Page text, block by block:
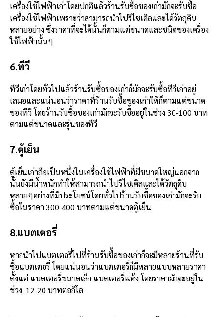
เครื่องใช้ไฟฟ้าเก่าโดยปกติแล้วร้านรับซื้อของเก่ามักจะรับซื้อ
เครื่องใช้ไฟฟ้าเพราะว่าสามารถนำไปรีไซเคิลและได้วัตถุดิบ
หลายอย่าง ซึ่งราคาที่จะได้นั้นก็ตามแต่ขนาดและชนิดของเครื่อง
ใช้ไฟฟ้านั้นๆ
6.ทีวี
ทีวีเก่าโดยทั่วไปแล้วร้านรับซื้อของเก่าก็มักจะรับซื้อทีวีเก่าอยู่
เสมอและแน่นอนว่าราคาที่ร้านรับซื้อของเก่าให้ก็ตามแต่ขนาด
ของทีวี โดยร้านรับซื้อของเก่ามักจะรับซื้ออยู่ในช่วง 30-100 บาท
ตามแต่ขนาดและรุ่นของทีวี
7.ตู้เย็น
ตู้เย็นเก่าถือเป็นหนึ่งในเครื่องใช้ไฟฟ้าที่มีขนาดใหญ่นอกจาก
นั้นยังมีน้ำหนักทำให้สามารถนำไปรีไซเคิลและได้วัตถุดิบ
หลายๆอย่างที่มีประโยชน์โดยทั่วไปร้านรับซื้อของเก่ามักจะรับ
ซื้อในราคา 300-400 บาทตามแต่ขนาดตู้เย็น
8.แบตเตอรี่
หากนำไปแบตเตอรี่ไปที่ร้านรับซื้อของเก่าก็จะมีหลายร้านที่รับ
ซื้อแบตเตอรี่ โดยแน่นอนว่าแบตเตอรี่ก็มีหลายแบบหลายราคา
ตั้งแต่ แบตเตอรี่ขนาดเล็ก แบตเตอรี่แห้ง โดยราคามักจะอยู่ใน
ช่วง 12-20 บาทต่อกิโล